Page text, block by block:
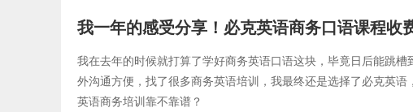
我一年的感受分享！必克英语商务口语课程收
我在去年的时候就打算了学好商务英语口语这块，毕竟日后能跳
外沟通方便，找了很多商务英语培训，我最终还是选择了必克英
英语商务培训靠不靠谱？